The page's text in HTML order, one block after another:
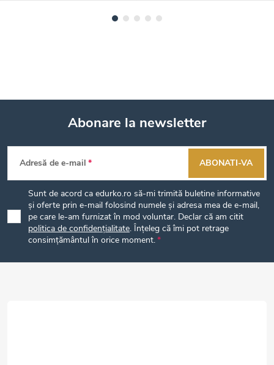
S
u
b
o
Abonare la newsletter
Adresă de e-mail
Sunt de acord ca edurko.ro să-mi trimită buletine informative
și oferte prin e-mail folosind numele și adresa mea de e-mail,
pe care le-am furnizat în mod voluntar. Declar că am citit
politica de confidențialitate. Înțeleg că îmi pot retrage
consimțământul în orice moment.
ABONATI-VA